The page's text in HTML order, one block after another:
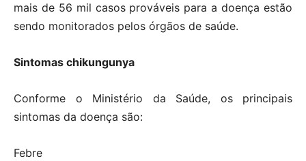
mais de 56 mil casos prováveis para a doença estão
sendo monitorados pelos órgãos de saúde.
Sintomas chikungunya
Conforme o Ministério da Saúde, os principais
sintomas da doença são:
Febre